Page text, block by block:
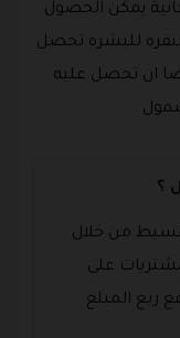
مجانية يمكن الحصول
للبشره تحصل
ويمكنك ايضا ان تحصل عليه
.
؟
من خلال
على
ربع المبلغ